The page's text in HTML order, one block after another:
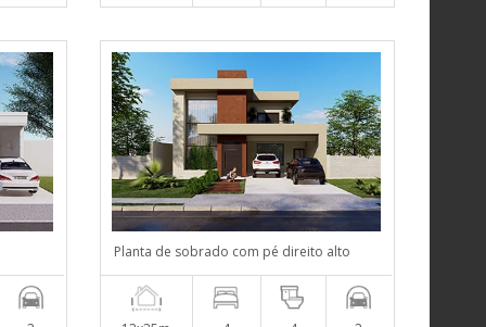
Planta de sobrado com pé direito alto